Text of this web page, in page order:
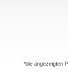
*die angezeigten